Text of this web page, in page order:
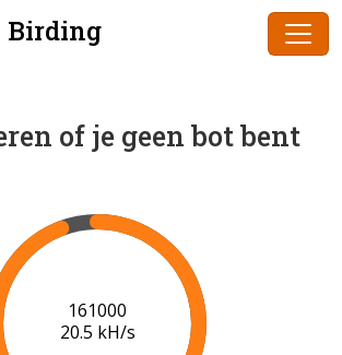
Birding
of je geen bot bent
161000
20.5 kH/s